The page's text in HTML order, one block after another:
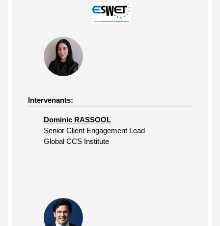
Intervenants:
Dominic RASSOOL
Senior Client Engagement Lead
Global CCS Institute